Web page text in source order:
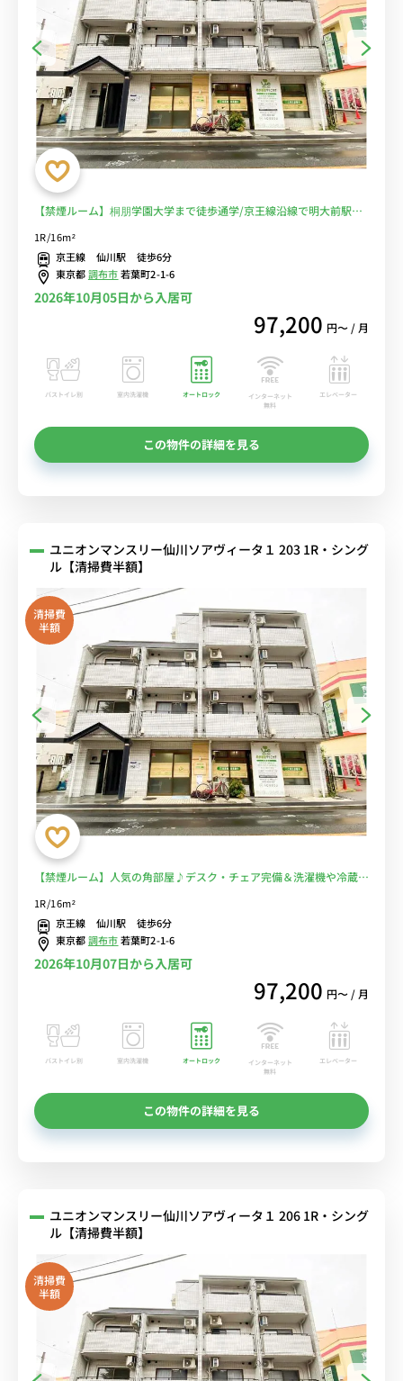
【禁煙ルーム】桐朋学園大学まで徒歩通学/京王線沿線で明大前駅や
など生活家電のあるお部屋■選べるWi-Fi格安レンタル中！
1R/16m²
京王線 仙川駅 徒歩6分
東京都調布市若葉町2-1-6
2026年10月05日から入居可
97,200 円〜 / 月
バストイレ別 室内洗濯機 オートロック
インターネット
無料
エレベーター
この物件の詳細を見る
ユニオンマンスリー仙川ソアヴィータ１ 203 1R・シング
ル【清掃費半額】
清掃費
半額
【禁煙ルーム】人気の角部屋♪デスク・チェア完備＆洗濯機や冷蔵庫
明大前駅や新宿駅へ乗換なしでアクセス■選べるWi-Fi格安レンタル
中！
1R/16m²
京王線 仙川駅 徒歩6分
東京都調布市若葉町2-1-6
2026年10月07日から入居可
97,200 円〜 / 月
バストイレ別 室内洗濯機 オートロック
インターネット
無料
エレベーター
この物件の詳細を見る
ユニオンマンスリー仙川ソアヴィータ１ 206 1R・シング
ル【清掃費半額】
清掃費
半額